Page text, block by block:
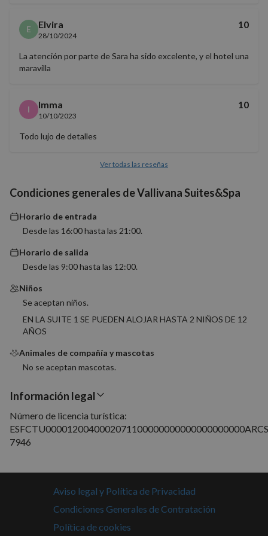
E Elvira
28/10/2024
10
La atención por parte de Sara ha sido excelente, y el hotel una
maravilla
I Imma
10/10/2023
10
Todo lujo de detalles
Ver todas las reseñas
Condiciones generales de Vallivana Suites&Spa
Horario de entrada
Desde las 16:00 hasta las 21:00.
Horario de salida
Desde las 9:00 hasta las 12:00.
Niños
Se aceptan niños.
EN LA SUITE 1 SE PUEDEN ALOJAR HASTA 2 NIÑOS DE 12
AÑOS
Animales de compañía y mascotas
No se aceptan mascotas.
Información legal
Número de licencia turística:
7946
Aviso legal y Política de Privacidad
Condiciones Generales de Contratación
Política de cookies
Cookies de funcionalidad
funcionalidad básica del sitio web, como el inicio de
sesión del usuario y la gestión de cuentas. El sitio
cookies estrictamente necesarias.
Proveedor
PHPSESSID
PHP.net
nomolesten.com
de
inicio
CookieScriptConsent
CookieScript
4 semanas 2
Política de Privacidad de Google